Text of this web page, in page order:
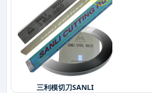
三利模切刀SANLI